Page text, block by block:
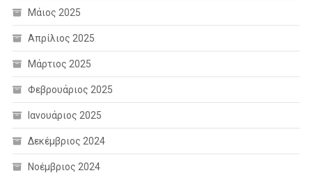
Μάιος 2025
Απρίλιος 2025
Μάρτιος 2025
Φεβρουάριος 2025
Ιανουάριος 2025
Δεκέμβριος 2024
Νοέμβριος 2024